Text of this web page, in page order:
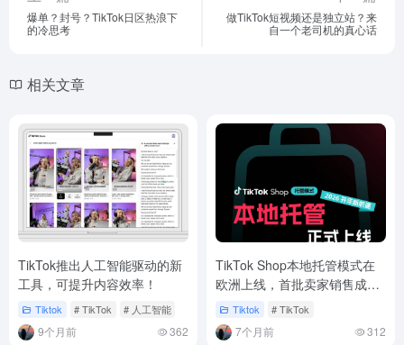
爆单？封号？TikTok日区热浪下
的冷思考
做TikTok短视频还是独立站？来
自一个老司机的真心话
相关文章
TikTok推出人工智能驱动的新
工具，可提升内容效率！
Tiktok # TikTok # 人工智能
9个月前 362
TikTok Shop本地托管模式在
欧洲上线，首批卖家销售成绩
喜人Tiktok # TikTok
7个月前 312